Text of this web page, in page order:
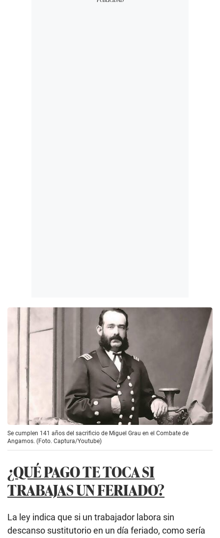
Se cumplen 141 años del sacrificio de Miguel Grau en el Combate de
Angamos. (Foto. Captura/Youtube)
¿QUÉ PAGO TE TOCA SI
TRABAJAS UN FERIADO?
La ley indica que si un trabajador labora sin
descanso sustitutorio en un día feriado, como sería